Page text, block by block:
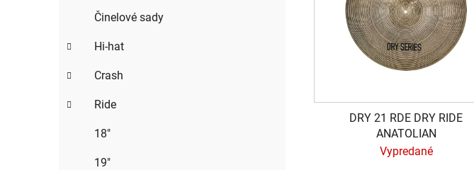
Činelové sady
Hi-hat
Crash
Ride
18"
19"
k
DRY 21 RDE DRY RIDE
ANATOLIAN
Vypredané